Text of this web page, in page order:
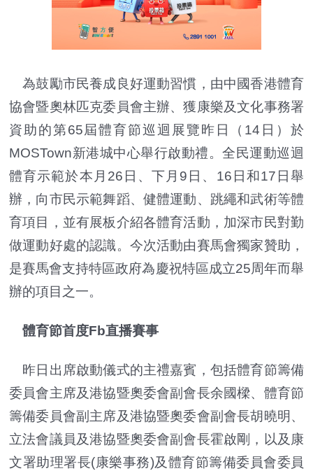
為鼓勵市民養成良好運動習慣，由中國香港體育
協會暨奧林匹克委員會主辦、獲康樂及文化事務署
資助的第65屆體育節巡迴展覽昨日（14日）於
MOSTown新港城中心舉行啟動禮。全民運動巡迴
體育示範於本月26日、下月9日、16日和17日舉
辦，向市民示範舞蹈、健體運動、跳繩和武術等體
育項目，並有展板介紹各體育活動，加深市民對勤
做運動好處的認識。今次活動由賽馬會獨家贊助，
是賽馬會支持特區政府為慶祝特區成立25周年而舉
辦的項目之一。
體育節首度Fb直播賽事
昨日出席啟動儀式的主禮嘉賓，包括體育節籌備
委員會主席及港協暨奧委會副會長余國樑、體育節
籌備委員會副主席及港協暨奧委會副會長胡曉明、
立法會議員及港協暨奧委會副會長霍啟剛，以及康
文署助理署長(康樂事務)及體育節籌備委員會委員